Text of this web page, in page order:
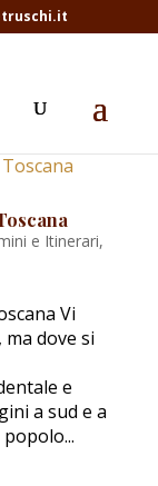
e Itinerari,
Vi
dove si
e
a sud e a